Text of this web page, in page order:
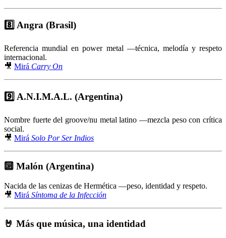
8️⃣ Angra (Brasil)
Referencia mundial en power metal —técnica, melodía y respeto
internacional.
🎥 Mirá Carry On
9️⃣ A.N.I.M.A.L. (Argentina)
Nombre fuerte del groove/nu metal latino —mezcla peso con crítica
social.
🎥 Mirá Solo Por Ser Indios
🔟 Malón (Argentina)
Nacida de las cenizas de Hermética —peso, identidad y respeto.
🎥 Mirá Síntoma de la Infección
🤘 Más que música, una identidad